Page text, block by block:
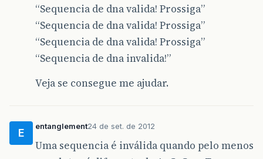
“Sequencia de dna valida! Prossiga”
“Sequencia de dna valida! Prossiga”
“Sequencia de dna valida! Prossiga”
“Sequencia de dna invalida!”
Veja se consegue me ajudar.
E
entanglement24 de set. de 2012
Uma sequencia é inválida quando pelo menos